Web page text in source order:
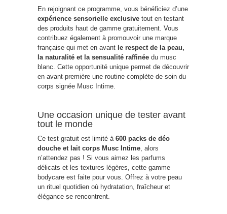
En rejoignant ce programme, vous bénéficiez d’une
expérience sensorielle exclusive tout en testant
des produits haut de gamme gratuitement. Vous
contribuez également à promouvoir une marque
française qui met en avant le respect de la peau,
la naturalité et la sensualité raffinée du musc
blanc. Cette opportunité unique permet de découvrir
en avant-première une routine complète de soin du
corps signée Musc Intime.
Une occasion unique de tester avant
tout le monde
Ce test gratuit est limité à 600 packs de déo
douche et lait corps Musc Intime , alors
n’attendez pas ! Si vous aimez les parfums
délicats et les textures légères, cette gamme
bodycare est faite pour vous. Offrez à votre peau
un rituel quotidien où hydratation, fraîcheur et
élégance se rencontrent.